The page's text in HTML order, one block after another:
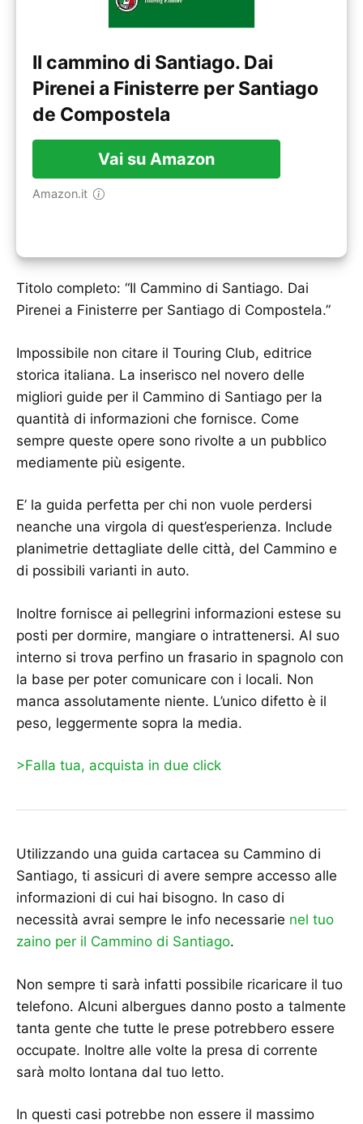
Il cammino di Santiago. Dai
Pirenei a Finisterre per Santiago
de Compostela
Vai su Amazon
Amazon.it
Titolo completo: “Il Cammino di Santiago. Dai
Pirenei a Finisterre per Santiago di Compostela.”
Impossibile non citare il Touring Club, editrice
storica italiana. La inserisco nel novero delle
migliori guide per il Cammino di Santiago per la
quantità di informazioni che fornisce. Come
sempre queste opere sono rivolte a un pubblico
mediamente più esigente.
E’ la guida perfetta per chi non vuole perdersi
neanche una virgola di quest’esperienza. Include
planimetrie dettagliate delle città, del Cammino e
di possibili varianti in auto.
Inoltre fornisce ai pellegrini informazioni estese su
posti per dormire, mangiare o intrattenersi. Al suo
interno si trova perfino un frasario in spagnolo con
la base per poter comunicare con i locali. Non
manca assolutamente niente. L’unico difetto è il
peso, leggermente sopra la media.
>Falla tua, acquista in due click
Utilizzando una guida cartacea su Cammino di
Santiago, ti assicuri di avere sempre accesso alle
informazioni di cui hai bisogno. In caso di
necessità avrai sempre le info necessarie nel tuo
zaino per il Cammino di Santiago.
Non sempre ti sarà infatti possibile ricaricare il tuo
telefono. Alcuni albergues danno posto a talmente
tanta gente che tutte le prese potrebbero essere
occupate. Inoltre alle volte la presa di corrente
sarà molto lontana dal tuo letto.
In questi casi potrebbe non essere il massimo